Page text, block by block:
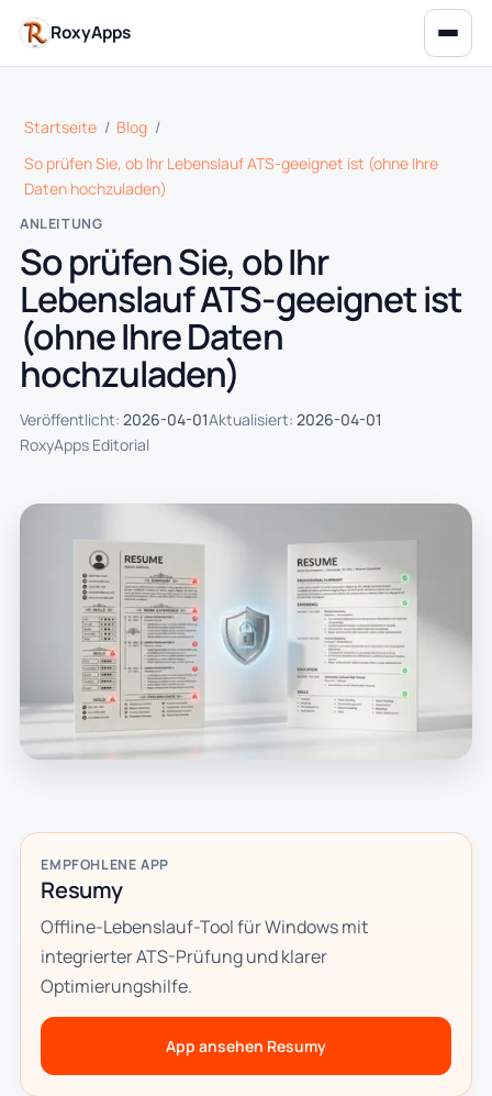
RoxyApps
Startseite / Blog /
So prüfen Sie, ob Ihr Lebenslauf ATS-geeignet ist (ohne Ihre
Daten hochzuladen)
ANLEITUNG
So prüfen Sie, ob Ihr
Lebenslauf ATS-geeignet ist
(ohne Ihre Daten
hochzuladen)
Veröffentlicht: 2026-04-01Aktualisiert: 2026-04-01
RoxyApps Editorial
EMPFOHLENE APP
Resumy
Offline-Lebenslauf-Tool für Windows mit
integrierter ATS-Prüfung und klarer
Optimierungshilfe.
App ansehen Resumy